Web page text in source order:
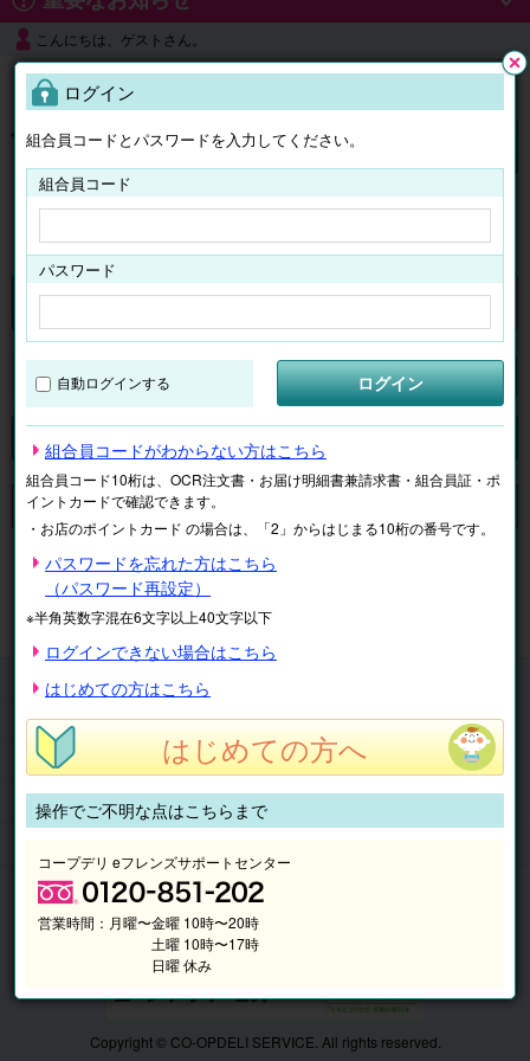
こんにちは、ゲストさん。
よくある質問
ログイン
チケット マイページ
検索
申し訳ございません。 現在、該当商品は、お取扱いしておりません。
マイページ 注文履歴
抽選結果
請求内容
チケット
くらしのサービス
このサイトの使い方
マイページ
Copyright © CO-OPDELI SERVICE. All rights reserved.
ログイン
組合員コードとパスワードを入力してください。
組合員コード
パスワード
自動ログインする ログイン
組合員コードがわからない方はこちら
組合員コード10桁は、OCR注文書・お届け明細書兼請求書・組合員証・ポ
イントカードで確認できます。
・お店のポイントカード の場合は、「2」からはじまる10桁の番号です。
パスワードを忘れた方はこちら
（パスワード再設定）
※半角英数字混在6文字以上40文字以下
ログインできない場合はこちら
はじめての方はこちら
はじめての方へ
操作でご不明な点はこちらまで
コープデリ eフレンズサポートセンター
営業時間： 月曜〜金曜 10時〜20時
土曜 10時〜17時
日曜 休み